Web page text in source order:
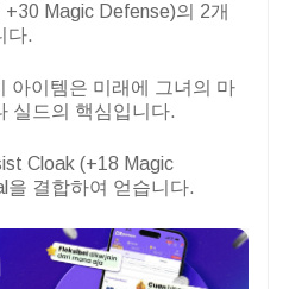
Magic Defense)의 2개
다.
아이템은 미래에 그녀의 마
실드의 핵심입니다.
Cloak (+18 Magic
을 결합하여 얻습니다.